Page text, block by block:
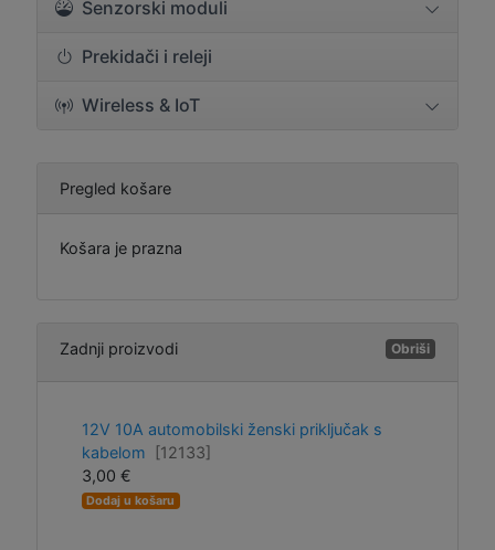
Senzorski moduli
Prekidači i releji
Wireless & IoT
Pregled košare
Košara je prazna
Zadnji proizvodi Obriši
12V 10A automobilski ženski priključak s
kabelom
[12133]
3,00 €
Dodaj u košaru